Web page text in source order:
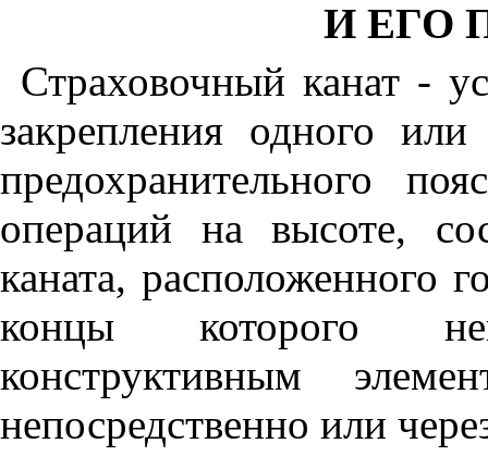
И ЕГО
Страховочный канат -
закрепления одного
предохранительного
операций на высоте,
каната, расположенного
концы которого
конструктивным
непосредственно или